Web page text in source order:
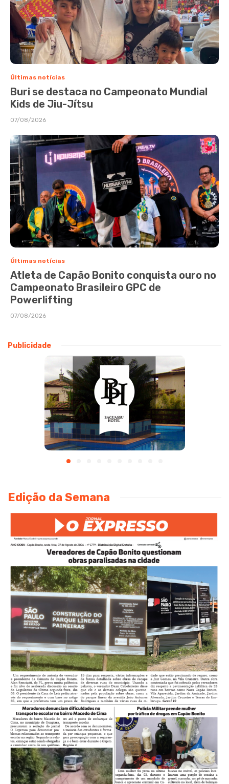
Últimas notícias
Buri se destaca no Campeonato Mundial
Kids de Jiu-Jítsu
07/08/2026
Últimas notícias
Atleta de Capão Bonito conquista ouro no
Campeonato Brasileiro GPC de
Powerlifting
07/08/2026
Publicidade
Edição da Semana